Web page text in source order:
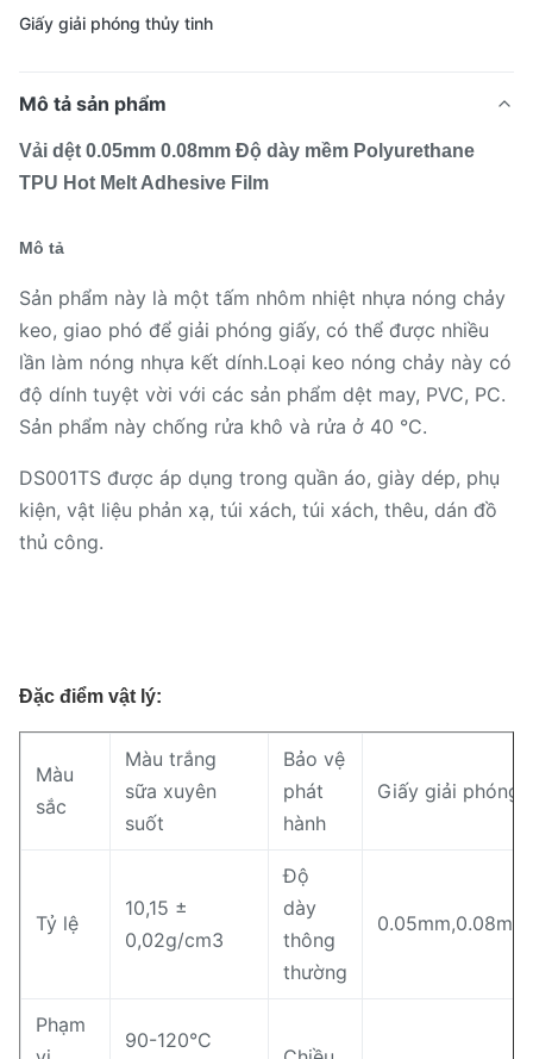
Giấy giải phóng thủy tinh
Mô tả sản phẩm
Vải dệt 0.05mm 0.08mm Độ dày mềm Polyurethane
TPU Hot Melt Adhesive Film
Mô tả
Sản phẩm này là một tấm nhôm nhiệt nhựa nóng chảy
keo, giao phó để giải phóng giấy, có thể được nhiều
lần làm nóng nhựa kết dính.Loại keo nóng chảy này có
độ dính tuyệt vời với các sản phẩm dệt may, PVC, PC.
Sản phẩm này chống rửa khô và rửa ở 40 °C.
DS001TS được áp dụng trong quần áo, giày dép, phụ
kiện, vật liệu phản xạ, túi xách, túi xách, thêu, dán đồ
thủ công.
Đặc điểm vật lý:
Màu
sắc
Màu trắng
sữa xuyên
suốt
Bảo vệ
phát
hành
Giấy giải phóng
Tỷ lệ
10,15 ±
0,02g/cm3
Độ
dày
thông
thường
Phạm
90-120°C